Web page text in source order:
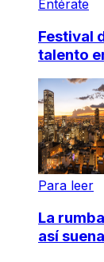
Entérate
Festival
talento
Para leer
La
así